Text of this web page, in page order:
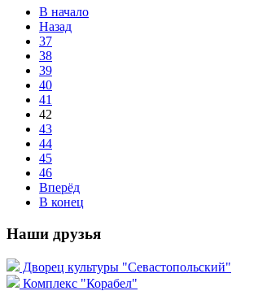
В начало
Назад
37
38
39
40
41
42
43
44
45
46
Вперёд
В конец
Наши друзья
Дворец культуры "Севастопольский"
Комплекс "Корабел"